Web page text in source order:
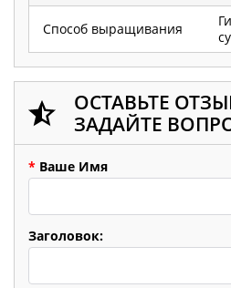
Способ выращивания
ОСТАВЬТЕ
ЗАДАЙТЕ
* Ваше Имя
Заголовок: